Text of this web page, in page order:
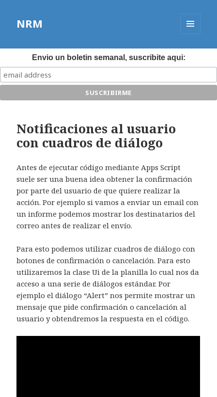
NRM
WIDGETS
Envio un boletin semanal, suscribite aqui:
Notificaciones al usuario
con cuadros de diálogo
Antes de ejecutar código mediante Apps Script
suele ser una buena idea obtener la confirmación
por parte del usuario de que quiere realizar la
acción. Por ejemplo si vamos a enviar un email con
un informe podemos mostrar los destinatarios del
correo antes de realizar el envío.
Para esto podemos utilizar cuadros de diálogo con
botones de confirmación o cancelación. Para esto
utilizaremos la clase Ui de la planilla lo cual nos da
acceso a una serie de diálogos estándar. Por
ejemplo el diálogo “Alert” nos permite mostrar un
mensaje que pide confirmación o cancelación al
usuario y obtendremos la respuesta en el código.